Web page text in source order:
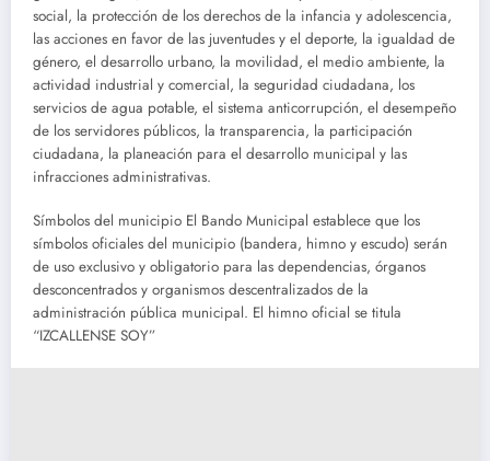
social, la protección de los derechos de la infancia y adolescencia,
las acciones en favor de las juventudes y el deporte, la igualdad de
género, el desarrollo urbano, la movilidad, el medio ambiente, la
actividad industrial y comercial, la seguridad ciudadana, los
servicios de agua potable, el sistema anticorrupción, el desempeño
de los servidores públicos, la transparencia, la participación
ciudadana, la planeación para el desarrollo municipal y las
infracciones administrativas.
Símbolos del municipio El Bando Municipal establece que los
símbolos oficiales del municipio (bandera, himno y escudo) serán
de uso exclusivo y obligatorio para las dependencias, órganos
desconcentrados y organismos descentralizados de la
administración pública municipal. El himno oficial se titula
“IZCALLENSE SOY”